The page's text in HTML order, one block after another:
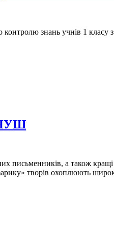
знань учнів 1 класу
НУШ
письменників, а також
творів охоплюють